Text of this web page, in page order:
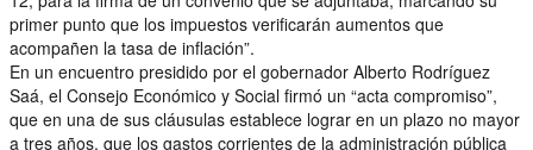
primer punto que los impuestos verificarán aumentos que
acompañen la tasa de inflación”.
En un encuentro presidido por el gobernador Alberto Rodríguez
Saá, el Consejo Económico y Social firmó un “acta compromiso”,
que en una de sus cláusulas establece lograr en un plazo no mayor
a tres años, que los gastos corrientes de la administración pública